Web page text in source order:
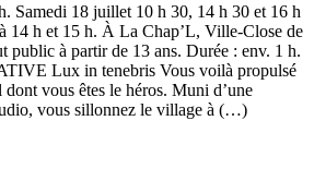
Samedi 18 juillet 10 h 30, 14 h 30 et 16 h
14 h et 15 h. À La Chap’L, Ville-Close de
public à partir de 13 ans. Durée : env. 1 h.
Lux in tenebris Vous voilà propulsé
vous êtes le héros. Muni d’une
vous sillonnez le village à (…)